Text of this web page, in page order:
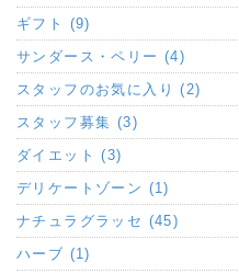
ギフト (9)
サンダース・ペリー (4)
スタッフのお気に入り (2)
スタッフ募集 (3)
ダイエット (3)
デリケートゾーン (1)
ナチュラグラッセ (45)
ハーブ (1)